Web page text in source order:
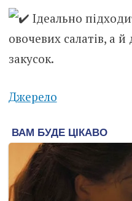
Ідеально
овочевих салатів, а
закусок.
Джерело